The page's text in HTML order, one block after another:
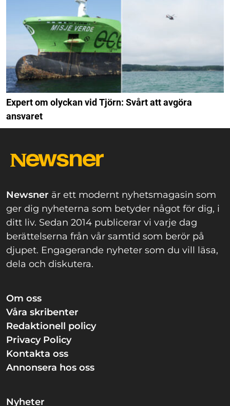
Expert om olyckan vid Tjörn: Svårt att avgöra
ansvaret
Newsner är ett modernt nyhetsmagasin som
ger dig nyheterna som betyder något för dig, i
ditt liv. Sedan 2014 publicerar vi varje dag
berättelserna från vår samtid som berör på
djupet. Engagerande nyheter som du vill läsa,
dela och diskutera.
Om oss
Våra skribenter
Redaktionell policy
Privacy Policy
Kontakta oss
Annonsera hos oss
Nyheter